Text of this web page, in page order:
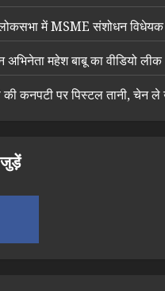
में MSME संशोधन विधेयक
अभिनेता महेश बाबू का वीडियो लीक
की कनपटी पर पिस्टल तानी, चेन
जुड़ें